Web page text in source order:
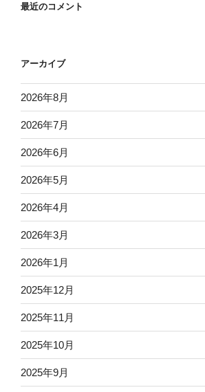
最近のコメント
アーカイブ
2026年8月
2026年7月
2026年6月
2026年5月
2026年4月
2026年3月
2026年1月
2025年12月
2025年11月
2025年10月
2025年9月